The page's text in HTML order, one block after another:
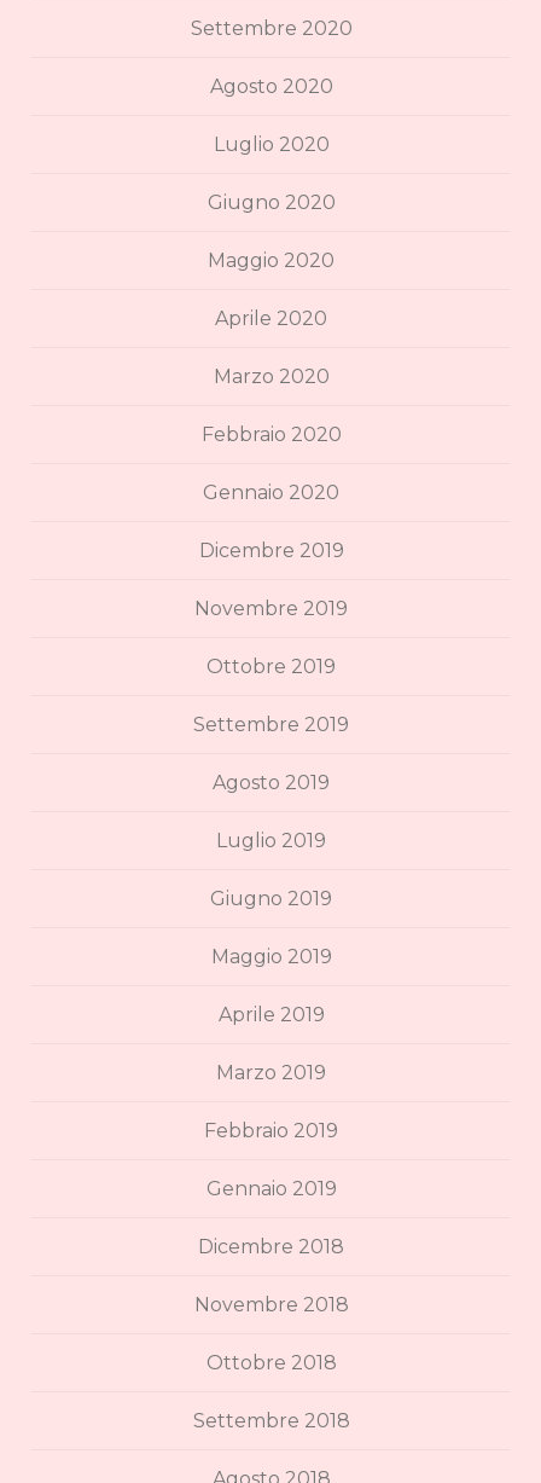
Settembre 2020
Agosto 2020
Luglio 2020
Giugno 2020
Maggio 2020
Aprile 2020
Marzo 2020
Febbraio 2020
Gennaio 2020
Dicembre 2019
Novembre 2019
Ottobre 2019
Settembre 2019
Agosto 2019
Luglio 2019
Giugno 2019
Maggio 2019
Aprile 2019
Marzo 2019
Febbraio 2019
Gennaio 2019
Dicembre 2018
Novembre 2018
Ottobre 2018
Settembre 2018